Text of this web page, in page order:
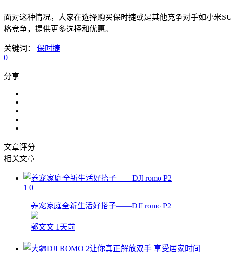
面对这种情况，大家在选择购买保时捷或是其他竞争对手如小米
格竞争，提供更多选择和优惠。
关键词：
保时捷
0
分享
文章评分
相关文章
1 0
养宠家庭全新生活好搭子——DJI romo P2
郭文文 1天前